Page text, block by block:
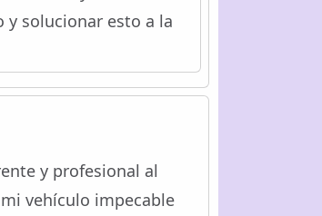
y solucionar esto a la
y profesional al
vehículo impecable